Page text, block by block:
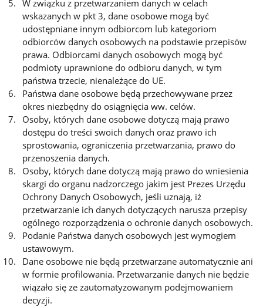
W związku z przetwarzaniem danych w celach
wskazanych w pkt 3, dane osobowe mogą być
udostępniane innym odbiorcom lub kategoriom
odbiorców danych osobowych na podstawie przepisów
prawa. Odbiorcami danych osobowych mogą być
podmioty uprawnione do odbioru danych, w tym
państwa trzecie, nienależące do UE.
Państwa dane osobowe będą przechowywane przez
okres niezbędny do osiągnięcia ww. celów.
Osoby, których dane osobowe dotyczą mają prawo
dostępu do treści swoich danych oraz prawo ich
sprostowania, ograniczenia przetwarzania, prawo do
przenoszenia danych.
Osoby, których dane dotyczą mają prawo do wniesienia
skargi do organu nadzorczego jakim jest Prezes Urzędu
Ochrony Danych Osobowych, jeśli uznają, iż
przetwarzanie ich danych dotyczących narusza przepisy
ogólnego rozporządzenia o ochronie danych osobowych.
Podanie Państwa danych osobowych jest wymogiem
ustawowym.
Dane osobowe nie będą przetwarzane automatycznie ani
w formie profilowania. Przetwarzanie danych nie będzie
wiązało się ze zautomatyzowanym podejmowaniem
decyzji.